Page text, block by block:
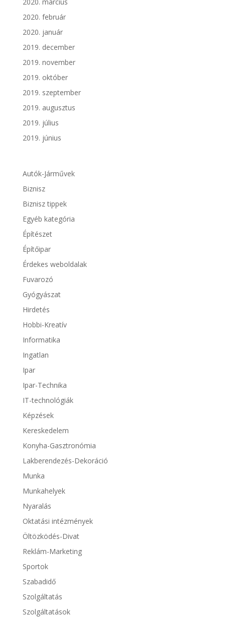
2020. február
2020. január
2019. december
2019. november
2019. október
2019. szeptember
2019. augusztus
2019. július
2019. június
Autók-Járművek
Biznisz
Biznisz tippek
Egyéb kategória
Építészet
Építőipar
Érdekes weboldalak
Fuvarozó
Gyógyászat
Hirdetés
Hobbi-Kreatív
Informatika
Ingatlan
Ipar
Ipar-Technika
IT-technológiák
Képzések
Kereskedelem
Konyha-Gasztronómia
Lakberendezés-Dekoráció
Munka
Munkahelyek
Nyaralás
Oktatási intézmények
Öltözködés-Divat
Reklám-Marketing
Sportok
Szabadidő
Szolgáltatás
Szolgáltatások